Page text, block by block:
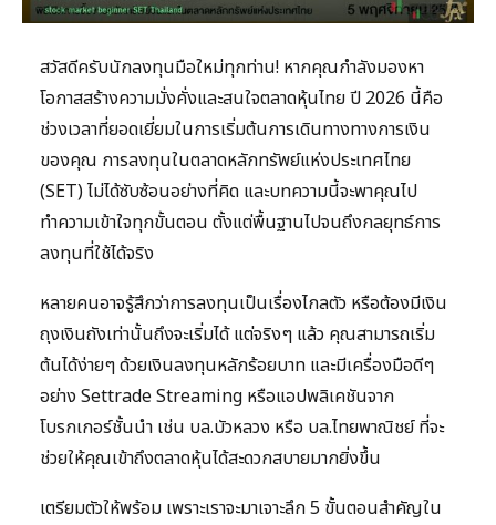
สวัสดีครับนักลงทุนมือใหม่ทุกท่าน! หากคุณกำลังมองหา
โอกาสสร้างความมั่งคั่งและสนใจตลาดหุ้นไทย ปี 2026 นี้คือ
ช่วงเวลาที่ยอดเยี่ยมในการเริ่มต้นการเดินทางทางการเงิน
ของคุณ การลงทุนในตลาดหลักทรัพย์แห่งประเทศไทย
(SET) ไม่ได้ซับซ้อนอย่างที่คิด และบทความนี้จะพาคุณไป
ทำความเข้าใจทุกขั้นตอน ตั้งแต่พื้นฐานไปจนถึงกลยุทธ์การ
ลงทุนที่ใช้ได้จริง
หลายคนอาจรู้สึกว่าการลงทุนเป็นเรื่องไกลตัว หรือต้องมีเงิน
ถุงเงินถังเท่านั้นถึงจะเริ่มได้ แต่จริงๆ แล้ว คุณสามารถเริ่ม
ต้นได้ง่ายๆ ด้วยเงินลงทุนหลักร้อยบาท และมีเครื่องมือดีๆ
อย่าง Settrade Streaming หรือแอปพลิเคชันจาก
โบรกเกอร์ชั้นนำ เช่น บล.บัวหลวง หรือ บล.ไทยพาณิชย์ ที่จะ
ช่วยให้คุณเข้าถึงตลาดหุ้นได้สะดวกสบายมากยิ่งขึ้น
เตรียมตัวให้พร้อม เพราะเราจะมาเจาะลึก 5 ขั้นตอนสำคัญใน